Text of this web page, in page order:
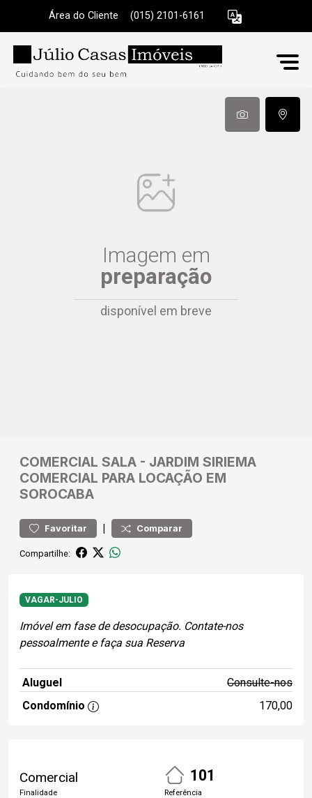
Área do Cliente (015) 2101-6161
Imagem em
preparação
disponível em breve
COMERCIAL SALA - JARDIM SIRIEMA
COMERCIAL PARA LOCAÇÃO EM
SOROCABA
Favoritar | Comparar
Compartilhe:
VAGAR-JULIO
Imóvel em fase de desocupação. Contate-nos
pessoalmente e faça sua Reserva
Aluguel
Consulte-nos
Condomínio
170,00
Comercial
Finalidade
101
Referência